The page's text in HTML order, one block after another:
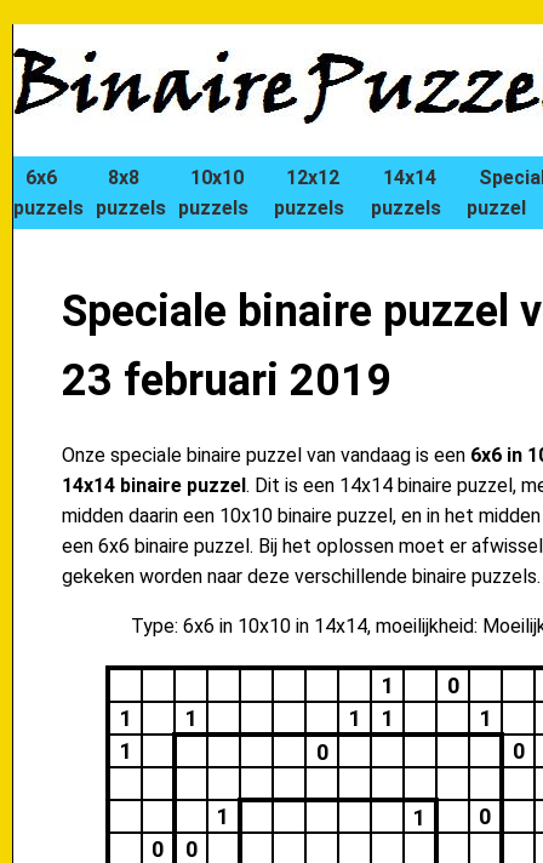
6x6
puzzels
8x8
puzzels
10x10
puzzels
12x12
puzzels
14x14
puzzels
puzzel
Speciale binaire puzzel
23 februari 2019
Onze speciale binaire puzzel van vandaag is een 6x6 in
14x14 binaire puzzel. Dit is een 14x14 binaire puzzel,
midden daarin een 10x10 binaire puzzel, en in het
een 6x6 binaire puzzel. Bij het oplossen moet er
gekeken worden naar deze verschillende binaire puzzels.
Type: 6x6 in 10x10 in 14x14, moeilijkheid:
1
0
1
1 1 1
1
1
0 0
1 1
0
0
0